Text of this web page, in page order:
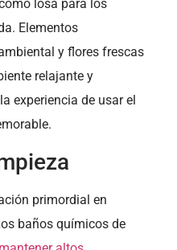
losa para los
Elementos
y flores frescas
relajante y
experiencia de usar el
primordial en
baños químicos de